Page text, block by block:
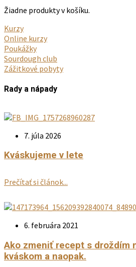
Žiadne produkty v košíku.
Kurzy
Online kurzy
Poukážky
Sourdough club
Zážitkové pobyty
Rady a nápady
7. júla 2026
Kváskujeme v lete
Prečítať si článok...
6. februára 2021
Ako zmeniť recept s droždím
kváskom a naopak.